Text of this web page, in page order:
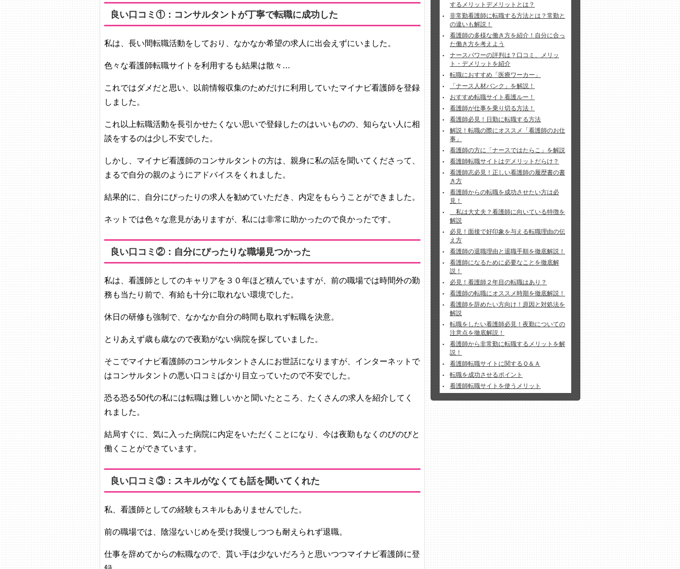
良い口コミ①：コンサルタントが丁寧で転職に成功した
私は、長い間転職活動をしており、なかなか希望の求人に出会えずにいました。
色々な看護師転職サイトを利用するも結果は散々…
これではダメだと思い、以前情報収集のためだけに利用していたマイナビ看護師を登録
しました。
これ以上転職活動を長引かせたくない思いで登録したのはいいものの、知らない人に相
談をするのは少し不安でした。
しかし、マイナビ看護師のコンサルタントの方は、親身に私の話を聞いてくださって、
まるで自分の親のようにアドバイスをくれました。
結果的に、自分にぴったりの求人を勧めていただき、内定をもらうことができました。
ネットでは色々な意見がありますが、私には非常に助かったので良かったです。
良い口コミ②：自分にぴったりな職場見つかった
私は、看護師としてのキャリアを３０年ほど積んでいますが、前の職場では時間外の勤
務も当たり前で、有給も十分に取れない環境でした。
休日の研修も強制で、なかなか自分の時間も取れず転職を決意。
とりあえず歳も歳なので夜勤がない病院を探していました。
そこでマイナビ看護師のコンサルタントさんにお世話になりますが、インターネットで
はコンサルタントの悪い口コミばかり目立っていたので不安でした。
恐る恐る50代の私には転職は難しいかと聞いたところ、たくさんの求人を紹介してく
れました。
結局すぐに、気に入った病院に内定をいただくことになり、今は夜勤もなくのびのびと
働くことができています。
良い口コミ③：スキルがなくても話を聞いてくれた
私、看護師としての経験もスキルもありませんでした。
前の職場では、陰湿ないじめを受け我慢しつつも耐えられず退職。
仕事を辞めてからの転職なので、貰い手は少ないだろうと思いつつマイナビ看護師に登
するメリットデメリットとは？
非常勤看護師に転職する方法とは？常勤と
の違いも解説！
看護師の多様な働き方を紹介！自分に合っ
た働き方を考えよう
ナースパワーの評判は？口コミ、メリッ
ト・デメリットを紹介
転職におすすめ「医療ワーカー」
「ナース人材バンク」を解説！
おすすめ転職サイト看護ルー！
看護師が仕事を乗り切る方法！
看護師必見！日勤に転職する方法
解説！転職の際にオススメ「看護師のお仕
事」
看護師の方に「ナースではたらこ」を解説
看護師転職サイトはデメリットだらけ？
看護師志必見！正しい看護師の履歴書の書
き方
看護師からの転職を成功させたい方は必
見！
私は大丈夫？看護師に向いている特徴を
解説
必見！面接で好印象を与える転職理由の伝
え方
看護師の退職理由と退職手順を徹底解説！
看護師になるために必要なことを徹底解
説！
必見！看護師２年目の転職はあり？
看護師の転職にオススメ時期を徹底解説！
看護師を辞めたい方向け！原因と対処法を
解説
転職をしたい看護師必見！夜勤についての
注意点を徹底解説！
看護師から非常勤に転職するメリットを解
説！
看護師転職サイトに関するＱ＆Ａ
転職を成功させるポイント
看護師転職サイトを使うメリット